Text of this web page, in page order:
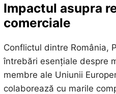
Impactul asupra
comerciale
Conflictul dintre România,
întrebări esențiale despre
membre ale Uniunii
colaborează cu marile